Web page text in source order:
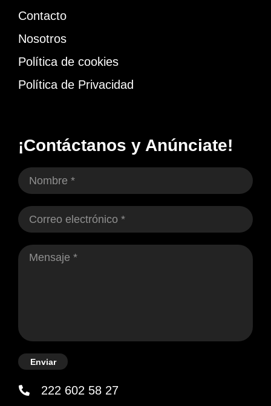
Contacto
Nosotros
Política de cookies
Política de Privacidad
¡Contáctanos y Anúnciate!
Enviar
222 602 58 27